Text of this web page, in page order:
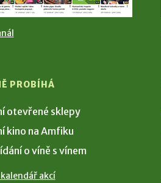
PROBÍHÁ
otevřené sklepy
kino na Amfiku
o víně s vínem
akcí